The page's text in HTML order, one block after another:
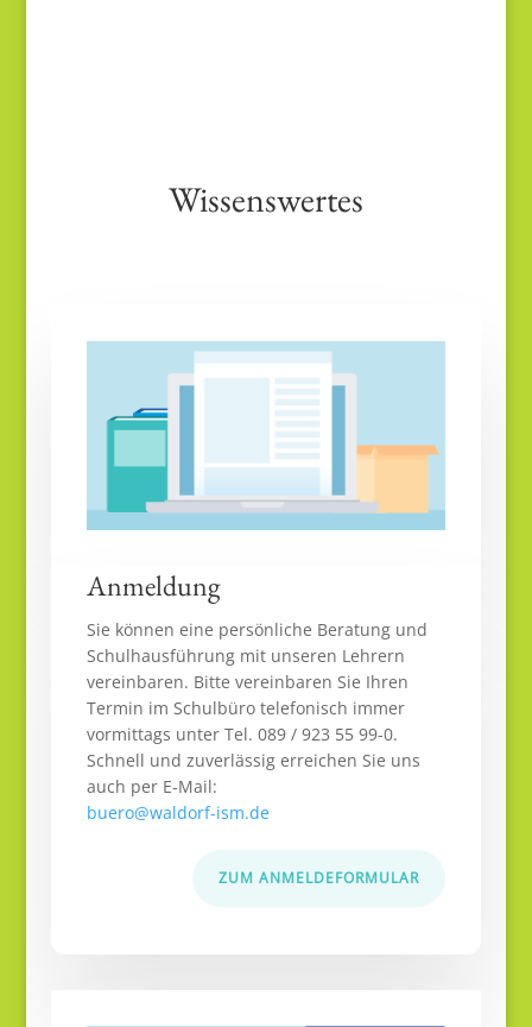
Wissenswertes
Anmeldung
Sie können eine persönliche Beratung und
Schulhausführung mit unseren Lehrern
vereinbaren. Bitte vereinbaren Sie Ihren
Termin im Schulbüro telefonisch immer
vormittags unter Tel. 089 / 923 55 99-0.
Schnell und zuverlässig erreichen Sie uns
auch per E-Mail:
buero@waldorf-ism.de
ZUM ANMELDEFORMULAR